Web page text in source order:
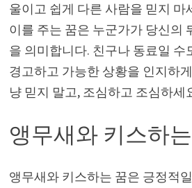
울이고 쉽게 다른 사람을 믿지 마
이를 주는 꿈은 누군가가 당신의
을 의미합니다. 친구나 동료일 수
경고하고 가능한 상황을 인지하
냥 믿지 말고, 조심하고 조심하세
앵무새와 키스하
앵무새와 키스하는 꿈은 긍정적